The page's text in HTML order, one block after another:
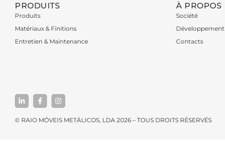
PRODUITS
Produits
Matériaux & Finitions
Entretien & Maintenance
À PROPOS
Société
Contacts
© RAIO MÓVEIS METÁLICOS, LDA 2026 – TOUS DROITS RÉSERVÉS